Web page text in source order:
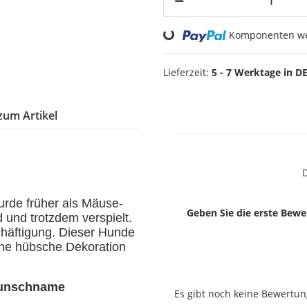
Loading... Komponenten
Lieferzeit: 5 - 7 Werktage in DE
Artikel
früher als Mäuse-
und trotzdem verspielt.
Dieser Hunde
hübsche Dekoration
Geben Sie die erste
Es gibt noch keine